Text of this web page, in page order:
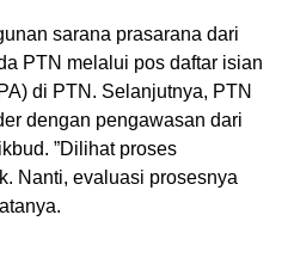
sarana prasarana dari
PTN melalui pos daftar isian
di PTN. Selanjutnya, PTN
dengan pengawasan dari
”Dilihat proses
Nanti, evaluasi prosesnya